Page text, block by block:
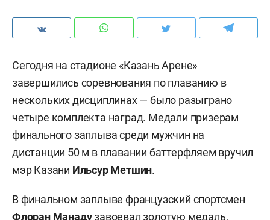
Сегодня на стадионе «Казань Арене»
завершились соревнования по плаванию в
нескольких дисциплинах — было разыграно
четыре комплекта наград. Медали призерам
финального заплыва среди мужчин на
дистанции 50 м в плавании баттерфляем вручил
мэр Казани Ильсур Метшин.
В финальном заплыве французский спортсмен
Флоран Манадузавоевал золотую медаль,